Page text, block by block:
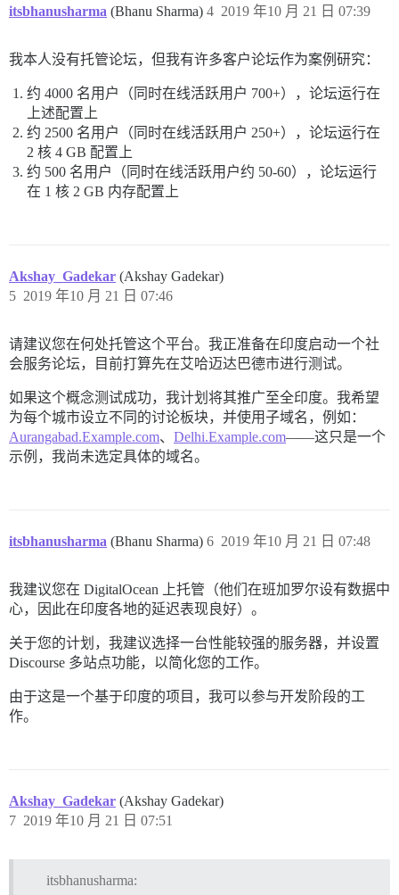
itsbhanusharma (Bhanu Sharma) 2019 年10 月 21 日 07:39
4
我本人没有托管论坛，但我有许多客户论坛作为案例研究：
约 4000 名用户（同时在线活跃用户 700+），论坛运行在
上述配置上
约 2500 名用户（同时在线活跃用户 250+），论坛运行在
2 核 4 GB 配置上
约 500 名用户（同时在线活跃用户约 50-60），论坛运行
在 1 核 2 GB 内存配置上
Akshay_Gadekar (Akshay Gadekar)
2019 年10 月 21 日 07:46
5
请建议您在何处托管这个平台。我正准备在印度启动一个社
会服务论坛，目前打算先在艾哈迈达巴德市进行测试。
如果这个概念测试成功，我计划将其推广至全印度。我希望
为每个城市设立不同的讨论板块，并使用子域名，例如：
Aurangabad.Example.com、 Delhi.Example.com——这只是一个
示例，我尚未选定具体的域名。
itsbhanusharma (Bhanu Sharma) 2019 年10 月 21 日 07:48
6
我建议您在 DigitalOcean 上托管（他们在班加罗尔设有数据中
心，因此在印度各地的延迟表现良好）。
关于您的计划，我建议选择一台性能较强的服务器，并设置
Discourse 多站点功能，以简化您的工作。
由于这是一个基于印度的项目，我可以参与开发阶段的工
作。
Akshay_Gadekar (Akshay Gadekar)
2019 年10 月 21 日 07:51
7
itsbhanusharma: